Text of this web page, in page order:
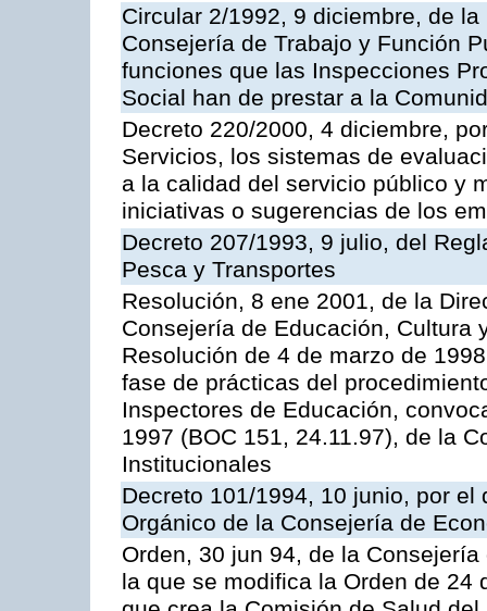
Circular 2/1992, 9 diciembre, de
Consejería de Trabajo y Función
funciones que las Inspecciones
Social han de prestar a la
Decreto 220/2000, 4 diciembre,
Servicios, los sistemas de
a la calidad del servicio público y
iniciativas o sugerencias de los
Decreto 207/1993, 9 julio, del
Pesca y Transportes
Resolución, 8 ene 2001, de la
Consejería de Educación, Cultura
Resolución de 4 de marzo de
fase de prácticas del
Inspectores de Educación,
1997 (BOC 151, 24.11.97), de la
Institucionales
Decreto 101/1994, 10 junio, por
Orgánico de la Consejería de
Orden, 30 jun 94, de la
la que se modifica la Orden de 24